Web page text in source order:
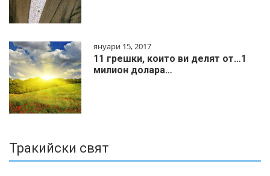
януари 15, 2017
11 грешки, които ви делят от…1
милиoн дoлapa…
Тракийски свят